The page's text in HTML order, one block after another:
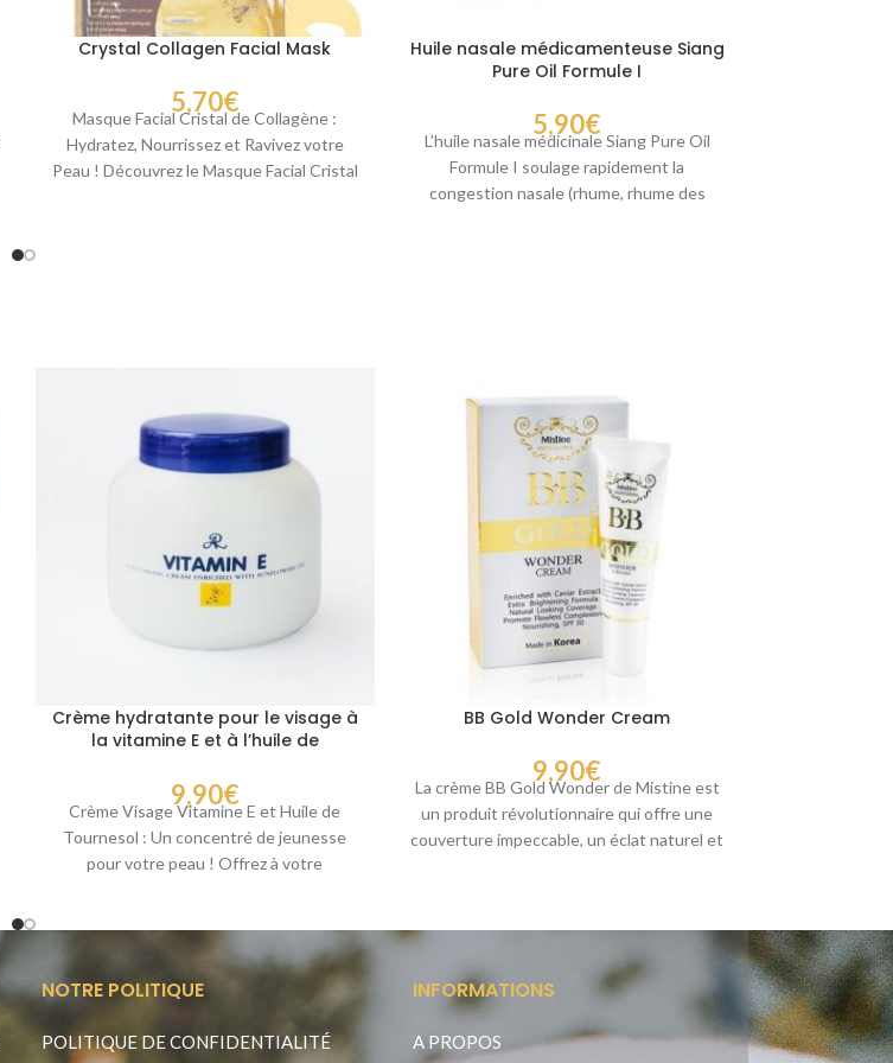
Crystal Collagen Facial Mask
5,70€
Masque Facial Cristal de Collagène :
Hydratez, Nourrissez et Ravivez votre
Peau ! Découvrez le Masque Facial Cristal
Huile nasale médicamenteuse Siang
Pure Oil Formule I
5,90€
L’huile nasale médicinale Siang Pure Oil
Formule I soulage rapidement la
congestion nasale (rhume, rhume des
Crème hydratante pour le visage à
la vitamine E et à l’huile de
9,90€
Crème Visage Vitamine E et Huile de
Tournesol : Un concentré de jeunesse
pour votre peau ! Offrez à votre
BB Gold Wonder Cream
9,90€
La crème BB Gold Wonder de Mistine est
un produit révolutionnaire qui offre une
couverture impeccable, un éclat naturel et
NOTRE POLITIQUE
POLITIQUE DE CONFIDENTIALITÉ
INFORMATIONS
A PROPOS